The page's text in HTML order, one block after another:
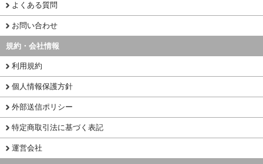
よくある質問
お問い合わせ
規約・会社情報
利用規約
個人情報保護方針
外部送信ポリシー
特定商取引法に基づく表記
運営会社